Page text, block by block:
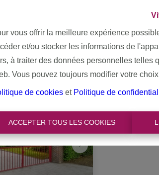
vous offrir la meilleure expérience
et/ou stocker les informations de
à traiter des données personnelles telles
Vous pouvez toujours modifier votre
de cookies et Politique de
ACCEPTER TOUS LES COOKIES
L'ACTE